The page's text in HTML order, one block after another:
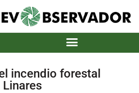
incendio forestal